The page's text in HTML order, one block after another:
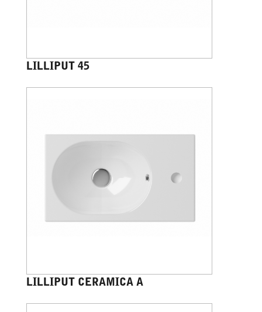
LILLIPUT 45
LILLIPUT CERAMICA A